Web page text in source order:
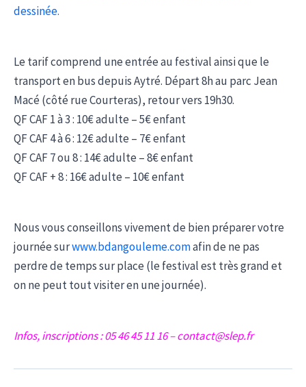
dessinée.
Le tarif comprend une entrée au festival ainsi que le
transport en bus depuis Aytré. Départ 8h au parc Jean
Macé (côté rue Courteras), retour vers 19h30.
QF CAF 1 à 3 : 10€ adulte – 5€ enfant
QF CAF 4 à 6 : 12€ adulte – 7€ enfant
QF CAF 7 ou 8 : 14€ adulte – 8€ enfant
QF CAF + 8 : 16€ adulte – 10€ enfant
Nous vous conseillons vivement de bien préparer votre
journée surwww.bdangouleme.comafin de ne pas
perdre de temps sur place (le festival est très grand et
on ne peut tout visiter en une journée).
Infos, inscriptions : 05 46 45 11 16 – contact@slep.fr